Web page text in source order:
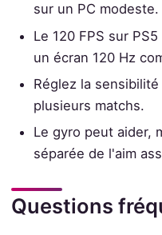
sur un PC modeste.
Le 120 FPS sur
un écran 120 Hz
Réglez la
plusieurs matchs.
Le gyro peut aider,
séparée de l'aim
Questions